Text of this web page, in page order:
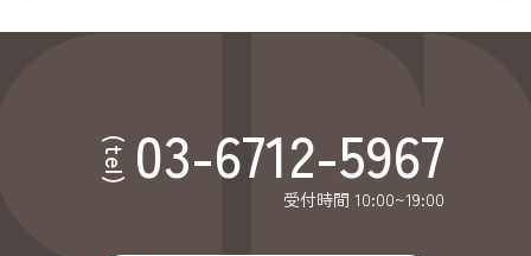
(tel) 03-6712-5967
受付時間 10:00~19:00